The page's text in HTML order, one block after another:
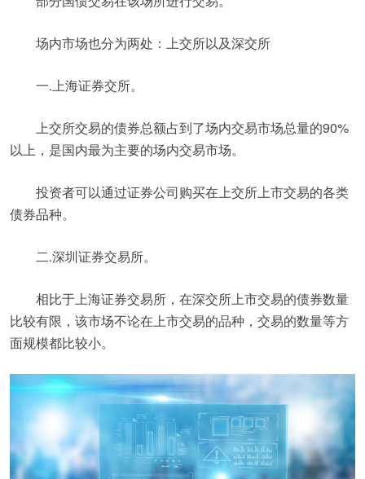
场内市场也分为两处：上交所以及深交所
一.上海证券交所。
上交所交易的债券总额占到了场内交易市场总量的90%
以上，是国内最为主要的场内交易市场。
投资者可以通过证券公司购买在上交所上市交易的各类
债券品种。
二.深圳证券交易所。
相比于上海证券交易所，在深交所上市交易的债券数量
比较有限，该市场不论在上市交易的品种，交易的数量等方
面规模都比较小。